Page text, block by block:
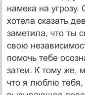
намека на угрозу.
хотела сказать
заметила, что ты
свою
помочь тебе
затеи. К тому же,
что я люблю тебя,